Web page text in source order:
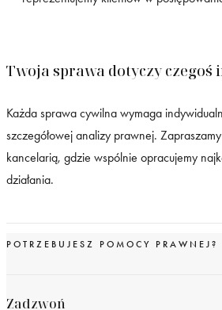
Twoja sprawa dotyczy czegoś
Każda sprawa cywilna wymaga
szczegółowej analizy prawnej.
kancelarią, gdzie wspólnie opracujemy
działania.
POTRZEBUJESZ POMOCY PRAWNEJ?
Zadzwoń